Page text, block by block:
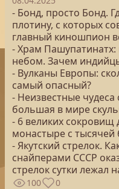
- Бонд, просто Бонд.
плотину, с которых
главный киношпион
- Храм
небом. Зачем
- Вулканы Европы:
самый опасный?
- Неизвестные чудеса
большая в мире
- 6 великих
монастыре с тысячей
- Якутский стрелок.
снайперами СССР
стрелок сутки лежал
100 0